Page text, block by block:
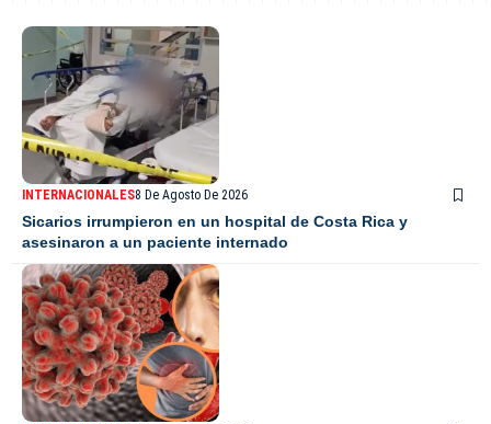
INTERNACIONALES8 De Agosto De 2026
Sicarios irrumpieron en un hospital de Costa Rica y
asesinaron a un paciente internado